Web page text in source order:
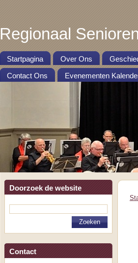
Regionaal
Startpagina Over Ons
Contact Ons Evenementen
Doorzoek de website
Contact